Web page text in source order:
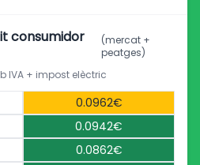
consumidor
(mercat +
peatges)
IVA + impost elèctric
0.0962€
0.0942€
0.0862€